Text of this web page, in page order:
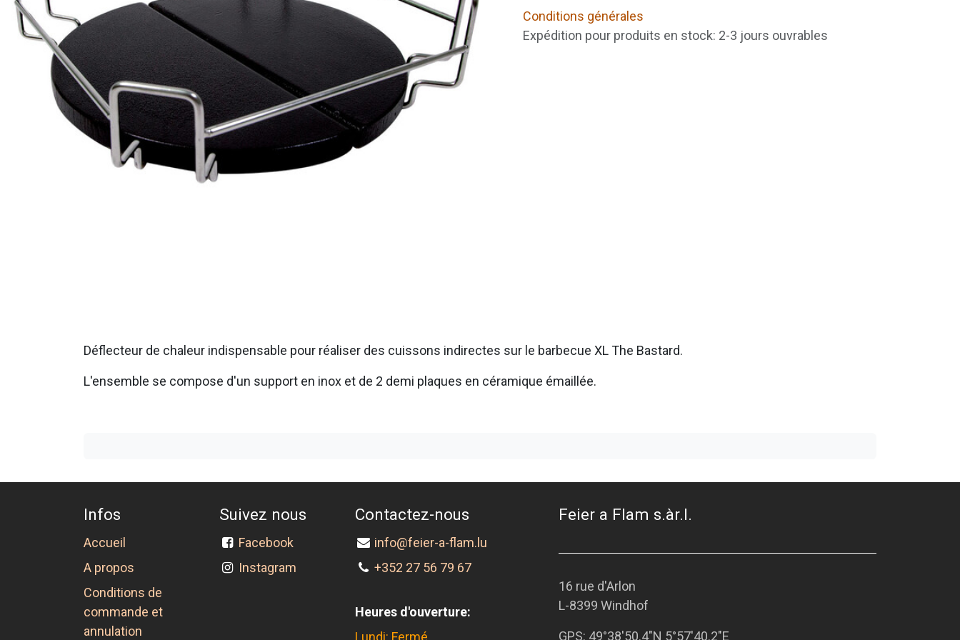
Conditions générales
Expédition pour produits en stock: 2-3 jours ouvrables
Déflecteur de chaleur indispensable pour réaliser des cuissons indirectes sur le barbecue XL The Bastard.
L'ensemble se compose d'un support en inox et de 2 demi plaques en céramique émaillée.
Infos
Accueil
A propos
Conditions de
commande et
annulation
Suivez nous
Facebook
Instagram
Contactez-nous
info@feier-a-flam.lu
+352 27 56 79 67
Heures d'ouverture:
Lundi: Fermé
Feier a Flam s.àr.l.
16 rue d'Arlon
L-8399 Windhof
GPS: 49°38'50.4"N 5°57'40.2"E